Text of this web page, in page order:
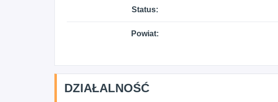
Status:
Powiat:
DZIAŁALNOŚĆ